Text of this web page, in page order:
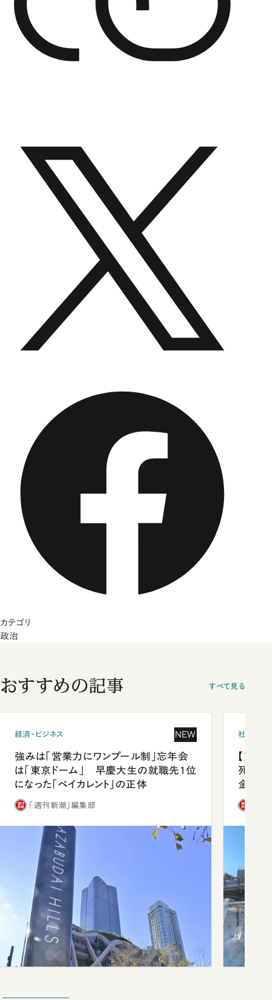
カテゴリ
政治
おすすめの記事 すべて見る
経済・ビジネス NEW
強みは「営業力にワンプール制」忘年会
は「東京ドーム」 早慶大生の就職先1位
になった「ベイカレント」の正体
「週刊新潮」編集部
社会
【熊本
死を分
金」